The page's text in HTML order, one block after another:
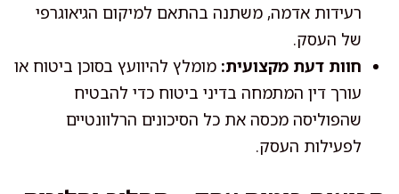
רעידות אדמה, משתנה בהתאם למיקום הגיאוגרפי
של העסק.
חוות דעת מקצועית: מומלץ להיוועץ בסוכן ביטוח או
עורך דין המתמחה בדיני ביטוח כדי להבטיח
שהפוליסה מכסה את כל הסיכונים הרלוונטיים
לפעילות העסק.